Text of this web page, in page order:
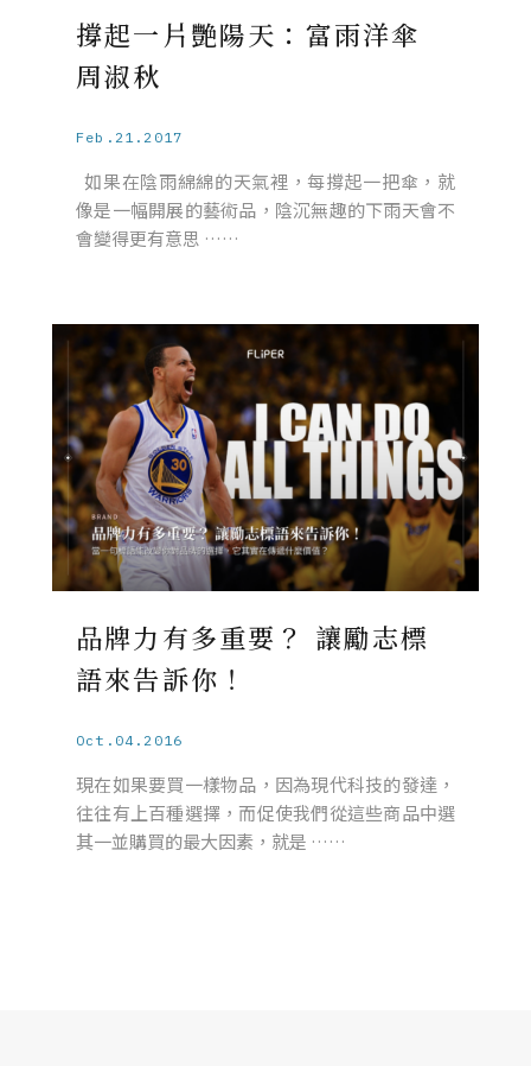
撐起一片艷陽天：富雨洋傘
周淑秋
Feb.21.2017
如果在陰雨綿綿的天氣裡，每撐起一把傘，就
像是一幅開展的藝術品，陰沉無趣的下雨天會不
會變得更有意思 ……
品牌力有多重要？ 讓勵志標
語來告訴你！
Oct.04.2016
現在如果要買一樣物品，因為現代科技的發達，
往往有上百種選擇，而促使我們從這些商品中選
其一並購買的最大因素，就是 ……